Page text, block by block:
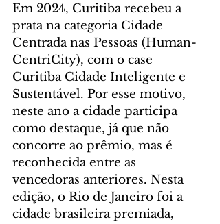
Em 2024, Curitiba recebeu a
prata na categoria Cidade
Centrada nas Pessoas (Human-
CentriCity), com o case
Curitiba Cidade Inteligente e
Sustentável. Por esse motivo,
neste ano a cidade participa
como destaque, já que não
concorre ao prêmio, mas é
reconhecida entre as
vencedoras anteriores. Nesta
edição, o Rio de Janeiro foi a
cidade brasileira premiada,